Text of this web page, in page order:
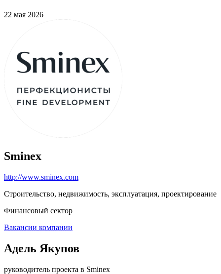
22 мая 2026
Sminex
http://www.sminex.com
Строительство, недвижимость, эксплуатация, проектирование
Финансовый сектор
Вакансии компании
Адель Якупов
руководитель проекта в Sminex